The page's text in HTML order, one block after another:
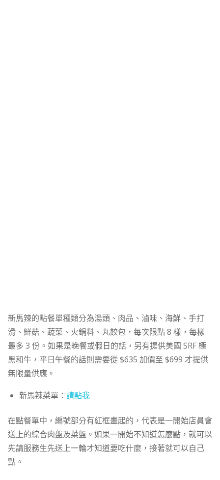
新馬辣的點餐單種類分為湯頭、肉品、滷味、海鮮、手打
滑、鮮菇、蔬菜、火鍋料、丸餃包，每次限點 8 樣，每樣
最多 3 份。如果是晚餐或假日的話，另有提供美國 SRF 極
黑和牛，平日午餐的話則需要從 $635 加價至 $699 才提供
無限量供應。
新馬辣菜單： 請點我
在點餐單中，編號部分有紅框畫起的，代表是一開始店員會
送上的綜合肉盤及菜盤。如果一開始不知道怎麼點，就可以
先請服務生先送上一輪才知道要吃什麼，接著就可以自己
點。